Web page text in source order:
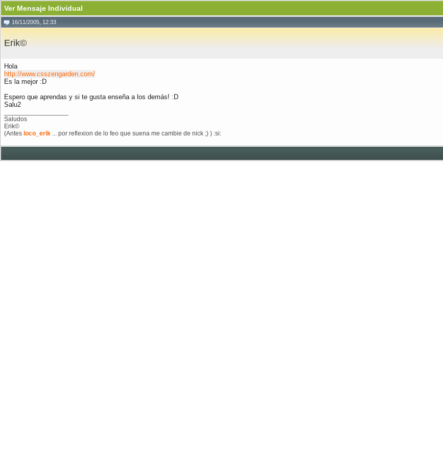
Ver Mensaje Individual
16/11/2005, 12:33
Erik©
Hola
http://www.csszengarden.com/
Es la mejor :D
Espero que aprendas y si te gusta enseña a los demás! :D
Salu2
Saludos
Erik©
(Antes loco_erik ... por reflexion de lo feo que suena me cambie de nick ;) ) :si: